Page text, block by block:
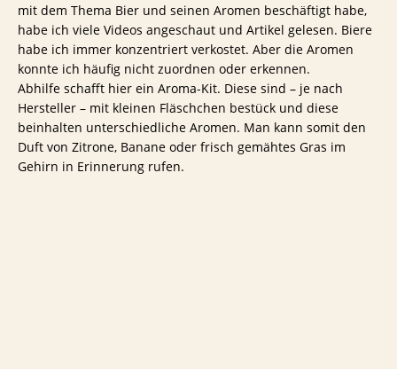
mit dem Thema Bier und seinen Aromen beschäftigt habe,
habe ich viele Videos angeschaut und Artikel gelesen. Biere
habe ich immer konzentriert verkostet. Aber die Aromen
konnte ich häufig nicht zuordnen oder erkennen.
Abhilfe schafft hier ein Aroma-Kit. Diese sind – je nach
Hersteller – mit kleinen Fläschchen bestück und diese
beinhalten unterschiedliche Aromen. Man kann somit den
Duft von Zitrone, Banane oder frisch gemähtes Gras im
Gehirn in Erinnerung rufen.